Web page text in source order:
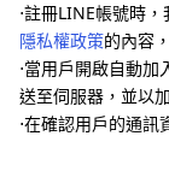
⋅註冊LINE帳號時
隱私權政策的內容
⋅當用戶開啟自動
送至伺服器，並以
⋅在確認用戶的通訊